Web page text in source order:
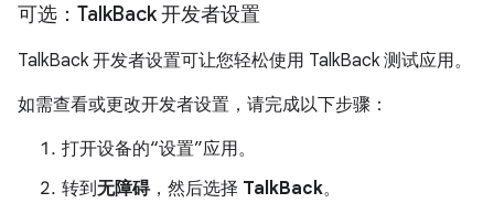
可选：TalkBack 开发者设置
TalkBack 开发者设置可让您轻松使用 TalkBack 测试应用。
如需查看或更改开发者设置，请完成以下步骤：
打开设备的“设置”应用。
转到无障碍，然后选择 TalkBack。